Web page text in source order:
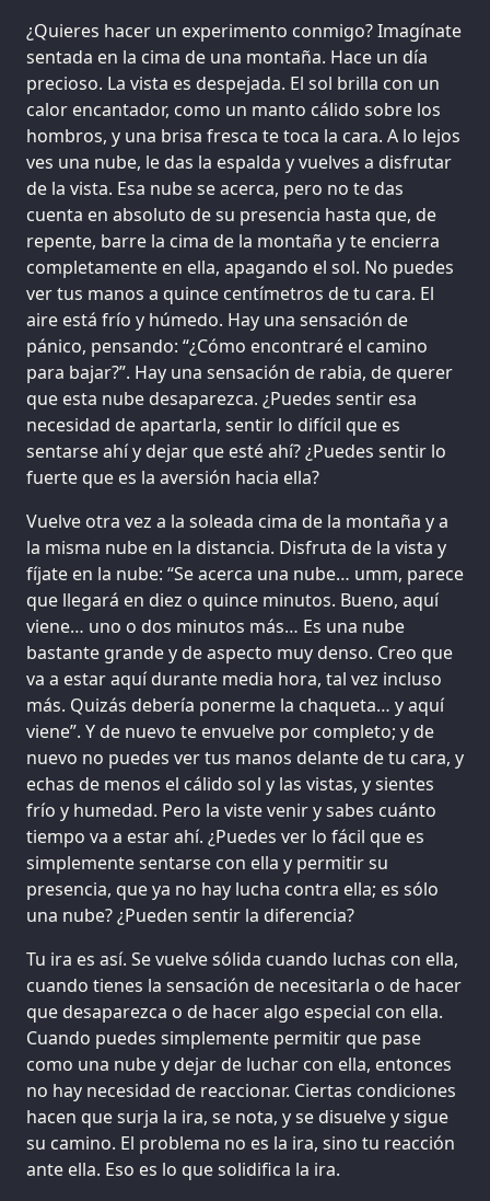
¿Quieres hacer un experimento conmigo? Imagínate
sentada en la cima de una montaña. Hace un día
precioso. La vista es despejada. El sol brilla con un
calor encantador, como un manto cálido sobre los
hombros, y una brisa fresca te toca la cara. A lo lejos
ves una nube, le das la espalda y vuelves a disfrutar
de la vista. Esa nube se acerca, pero no te das
cuenta en absoluto de su presencia hasta que, de
repente, barre la cima de la montaña y te encierra
completamente en ella, apagando el sol. No puedes
ver tus manos a quince centímetros de tu cara. El
aire está frío y húmedo. Hay una sensación de
pánico, pensando: “¿Cómo encontraré el camino
para bajar?”. Hay una sensación de rabia, de querer
que esta nube desaparezca. ¿Puedes sentir esa
necesidad de apartarla, sentir lo difícil que es
sentarse ahí y dejar que esté ahí? ¿Puedes sentir lo
fuerte que es la aversión hacia ella?
Vuelve otra vez a la soleada cima de la montaña y a
la misma nube en la distancia. Disfruta de la vista y
fíjate en la nube: “Se acerca una nube… umm, parece
que llegará en diez o quince minutos. Bueno, aquí
viene… uno o dos minutos más… Es una nube
bastante grande y de aspecto muy denso. Creo que
va a estar aquí durante media hora, tal vez incluso
más. Quizás debería ponerme la chaqueta… y aquí
viene”. Y de nuevo te envuelve por completo; y de
nuevo no puedes ver tus manos delante de tu cara, y
echas de menos el cálido sol y las vistas, y sientes
frío y humedad. Pero la viste venir y sabes cuánto
tiempo va a estar ahí. ¿Puedes ver lo fácil que es
simplemente sentarse con ella y permitir su
presencia, que ya no hay lucha contra ella; es sólo
una nube? ¿Pueden sentir la diferencia?
Tu ira es así. Se vuelve sólida cuando luchas con ella,
cuando tienes la sensación de necesitarla o de hacer
que desaparezca o de hacer algo especial con ella.
Cuando puedes simplemente permitir que pase
como una nube y dejar de luchar con ella, entonces
no hay necesidad de reaccionar. Ciertas condiciones
hacen que surja la ira, se nota, y se disuelve y sigue
su camino. El problema no es la ira, sino tu reacción
ante ella. Eso es lo que solidifica la ira.